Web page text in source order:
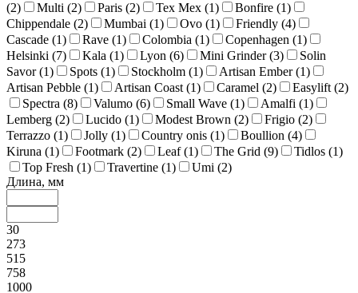
(2) Multi (2) Paris (2) Tex Mex (1) Bonfire (1)
Chippendale (2) Mumbai (1) Ovo (1) Friendly (4)
Cascade (1) Rave (1) Colombia (1) Copenhagen (1)
Helsinki (7) Kala (1) Lyon (6) Mini Grinder (3)
Solin
Savor (1) Spots (1) Stockholm (1) Artisan Ember (1)
Artisan Pebble (1) Artisan Coast (1) Caramel (2) Easylift (2)
Spectra (8) Valumo (6) Small Wave (1) Amalfi (1)
Lemberg (2) Lucido (1) Modest Brown (2) Frigio (2)
Terrazzo (1) Jolly (1) Country onis (1) Boullion (4)
Kiruna (1) Footmark (2) Leaf (1) The Grid (9) Tidlos (1)
Top Fresh (1) Travertine (1) Umi (2)
Длина, мм
30
273
515
758
1000